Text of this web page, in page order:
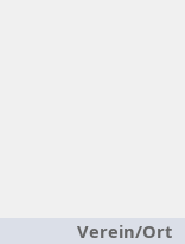
Verein/Ort